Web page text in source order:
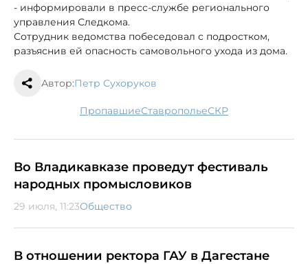
- информировали в пресс-службе регионального
управления Следкома.
Сотрудник ведомства побеседовал с подростком,
разъяснив ей опасность самовольного ухода из дома.
Автор:Петр Сухоруков
пропавшие Ставрополье СКР
Во Владикавказе проведут фестиваль
народных промысловиков
29 июля, 11:23Общество
В отношении ректора ГАУ в Дагестане